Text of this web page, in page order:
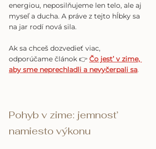
energiou, neposilňujeme len telo, ale aj
myseľ a ducha. A práve z tejto hĺbky sa
na jar rodí nová sila.
Ak sa chceš dozvedieť viac,
odporúčame článok 👉 Čo jest’ v zime,
aby sme neprechladli a nevyčerpali sa.
Pohyb v zime: jemnost’
namiesto výkonu